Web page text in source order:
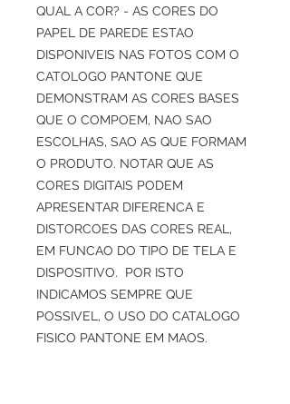
QUAL A COR? - AS CORES DO
PAPEL DE PAREDE ESTAO
DISPONIVEIS NAS FOTOS COM O
CATOLOGO PANTONE QUE
DEMONSTRAM AS CORES BASES
QUE O COMPOEM, NAO SAO
ESCOLHAS, SAO AS QUE FORMAM
O PRODUTO. NOTAR QUE AS
CORES DIGITAIS PODEM
APRESENTAR DIFERENCA E
DISTORCOES DAS CORES REAL,
EM FUNCAO DO TIPO DE TELA E
DISPOSITIVO. POR ISTO
INDICAMOS SEMPRE QUE
POSSIVEL, O USO DO CATALOGO
FISICO PANTONE EM MAOS.